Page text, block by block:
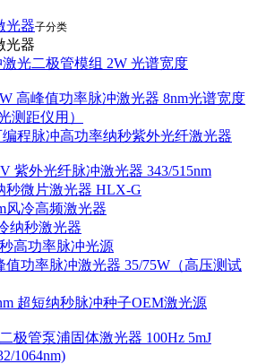
光器子分类
光器
激光二极管模组 2W 光谱宽度
高峰值功率脉冲激光器 8nm光谱宽度
测距仪用）
程脉冲高功率纳秒紫外光纤激光器
紫外光纤脉冲激光器 343/515nm
秒微片激光器 HLX-G
风冷高频激光器
纳秒激光器
高功率脉冲光源
值功率脉冲激光器 35/75W（高压测试
超短纳秒脉冲种子OEM激光源
极管泵浦固体激光器 100Hz 5mJ
1064nm)